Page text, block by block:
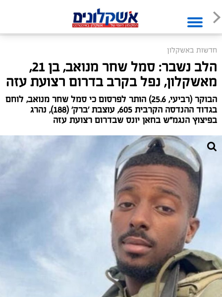
חדשות באשקלון
הלב נשבר: סמל שחר מנואב, בן 21,
מאשקלון, נפל בקרב בדרום רצועת עזה
הבוקר (רביעי, 25.6) הותר לפרסום כי סמל שחר מנואב, לוחם
בגדוד ההנדסה הקרבית 605, עוצבת ׳ברק׳ (188), נהרג
בפיצוץ הנגמ"ש בחאן יונס שבדרום רצועת עזה